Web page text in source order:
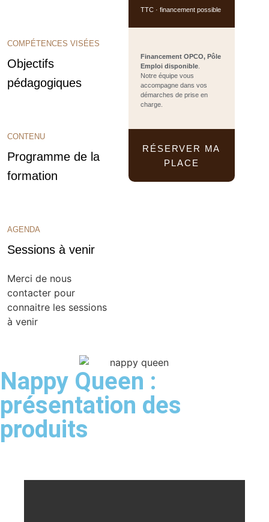
COMPÉTENCES VISÉES
Objectifs
pédagogiques
CONTENU
Programme de la
formation
AGENDA
Sessions à venir
Merci de nous
contacter pour
connaitre les sessions
à venir
TTC · financement possible
Financement OPCO, Pôle
Emploi disponible.
Notre équipe vous
accompagne dans vos
démarches de prise en
charge.
RÉSERVER MA
PLACE
Nappy Queen :
présentation des
produits